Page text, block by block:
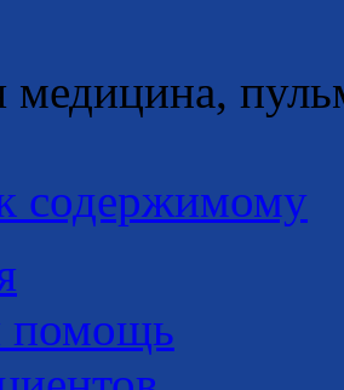
медицина,
содержимому
помощь